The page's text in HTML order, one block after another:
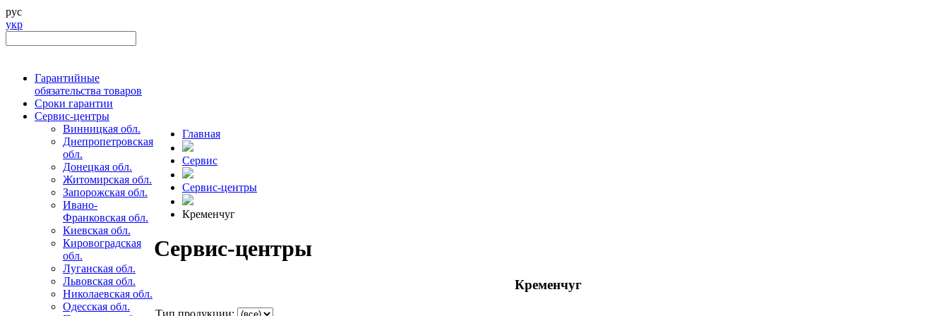
рус
укр
Гарантийные
обязательства товаров
Сроки гарантии
Сервис-центры
Винницкая обл.
Днепропетровская
обл.
Донецкая обл.
Житомирская обл.
Запорожская обл.
Ивано-
Франковская обл.
Киевская обл.
Кировоградская
обл.
Луганская обл.
Львовская обл.
Николаевская обл.
Одесская обл.
Главная
Сервис
Сервис-центры
Кременчуг
Сервис-центры
Кременчуг
Тип продукции: